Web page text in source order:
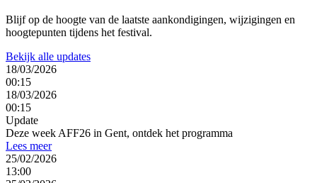
Blijf op de hoogte van de laatste aankondigingen, wijzigingen en
hoogtepunten tijdens het festival.
Bekijk alle updates
18/03/2026
00:15
18/03/2026
00:15
Update
Deze week AFF26 in Gent, ontdek het programma
Lees meer
25/02/2026
13:00